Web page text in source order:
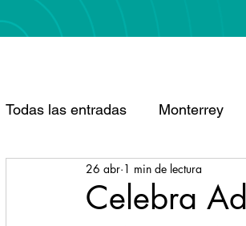
Todas las entradas Monterrey
Santa Catarina San Pedro
Celebra
26 abr 1 min de lectura